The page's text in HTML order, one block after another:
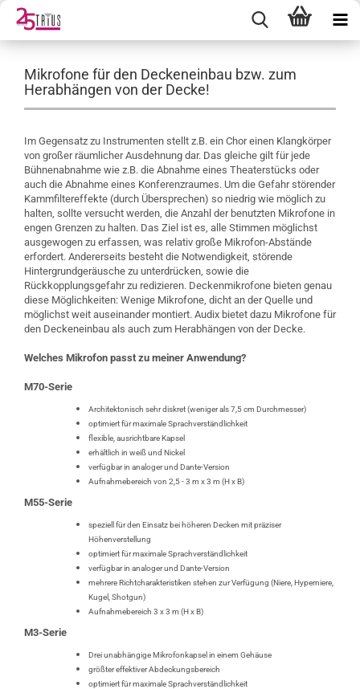
Mikrofone für den Deckeneinbau bzw. zum
Herabhängen von der Decke!
Im Gegensatz zu Instrumenten stellt z.B. ein Chor einen Klangkörper
von großer räumlicher Ausdehnung dar. Das gleiche gilt für jede
Bühnenabnahme wie z.B. die Abnahme eines Theaterstücks oder
auch die Abnahme eines Konferenzraumes. Um die Gefahr störender
Kammfiltereffekte (durch Übersprechen) so niedrig wie möglich zu
halten, sollte versucht werden, die Anzahl der benutzten Mikrofone in
engen Grenzen zu halten. Das Ziel ist es, alle Stimmen möglichst
ausgewogen zu erfassen, was relativ große Mikrofon-Abstände
erfordert. Andererseits besteht die Notwendigkeit, störende
Hintergrundgeräusche zu unterdrücken, sowie die
Rückkopplungsgefahr zu redizieren. Deckenmikrofone bieten genau
diese Möglichkeiten: Wenige Mikrofone, dicht an der Quelle und
möglichst weit auseinander montiert. Audix bietet dazu Mikrofone für
den Deckeneinbau als auch zum Herabhängen von der Decke.
Welches Mikrofon passt zu meiner Anwendung?
M70-Serie
Architektonisch sehr diskret (weniger als 7,5 cm Durchmesser)
optimiert für maximale Sprachverständlichkeit
flexible, ausrichtbare Kapsel
erhältlich in weiß und Nickel
verfügbar in analoger und Dante-Version
Aufnahmebereich von 2,5 - 3 m x 3 m (H x B)
M55-Serie
speziell für den Einsatz bei höheren Decken mit präziser
Höhenverstellung
optimiert für maximale Sprachverständlichkeit
verfügbar in analoger und Dante-Version
mehrere Richtcharakteristiken stehen zur Verfügung (Niere, Hyperniere,
Kugel, Shotgun)
Aufnahmebereich 3 x 3 m (H x B)
M3-Serie
Drei unabhängige Mikrofonkapsel in einem Gehäuse
größter effektiver Abdeckungsbereich
optimiert für maximale Sprachverständlichkeit